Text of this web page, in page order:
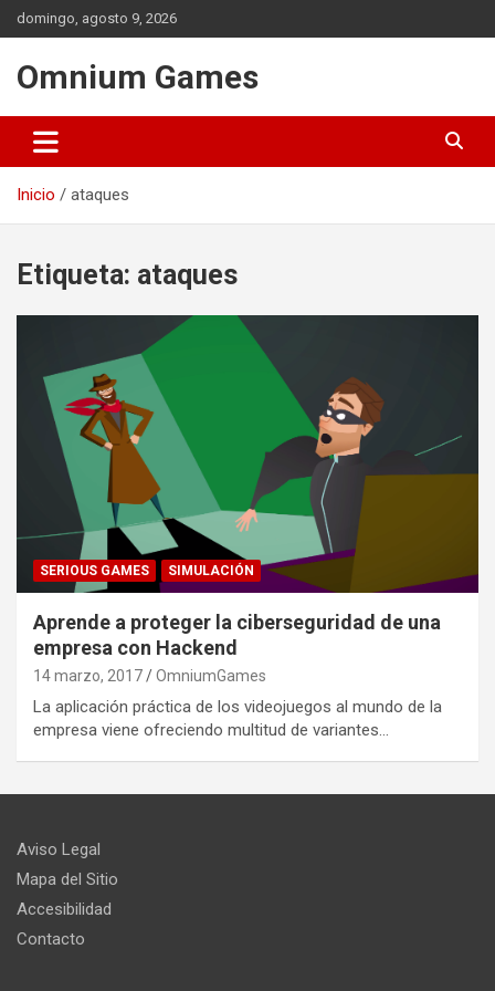
Saltar
al
domingo, agosto 9, 2026
Omnium Games
Inicio ataques
Etiqueta: ataques
SERIOUS GAMES SIMULACIÓN
Aprende a proteger la ciberseguridad de una
empresa con Hackend
14 marzo, 2017 OmniumGames
La aplicación práctica de los videojuegos al mundo de la
empresa viene ofreciendo multitud de variantes…
Aviso Legal
Mapa del Sitio
Accesibilidad
Contacto